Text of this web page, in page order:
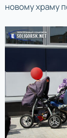
новому храму